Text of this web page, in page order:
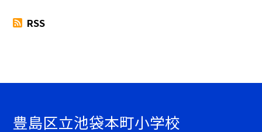
RSS
豊島区立池袋本町小学校